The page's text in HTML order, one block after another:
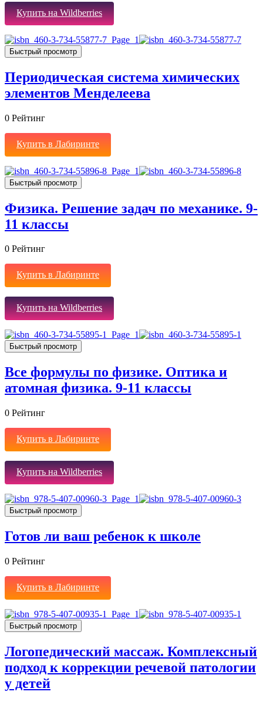
Купить на Wildberries
Быстрый просмотр
Периодическая система химических
элементов Менделеева
0 Рейтинг
Купить в Лабиринте
Быстрый просмотр
Физика. Решение задач по механике. 9-
11 классы
0 Рейтинг
Купить в Лабиринте
Купить на Wildberries
Быстрый просмотр
Все формулы по физике. Оптика и
атомная физика. 9-11 классы
0 Рейтинг
Купить в Лабиринте
Купить на Wildberries
Быстрый просмотр
Готов ли ваш ребенок к школе
0 Рейтинг
Купить в Лабиринте
Быстрый просмотр
Логопедический массаж. Комплексный
подход к коррекции речевой патологии
у детей